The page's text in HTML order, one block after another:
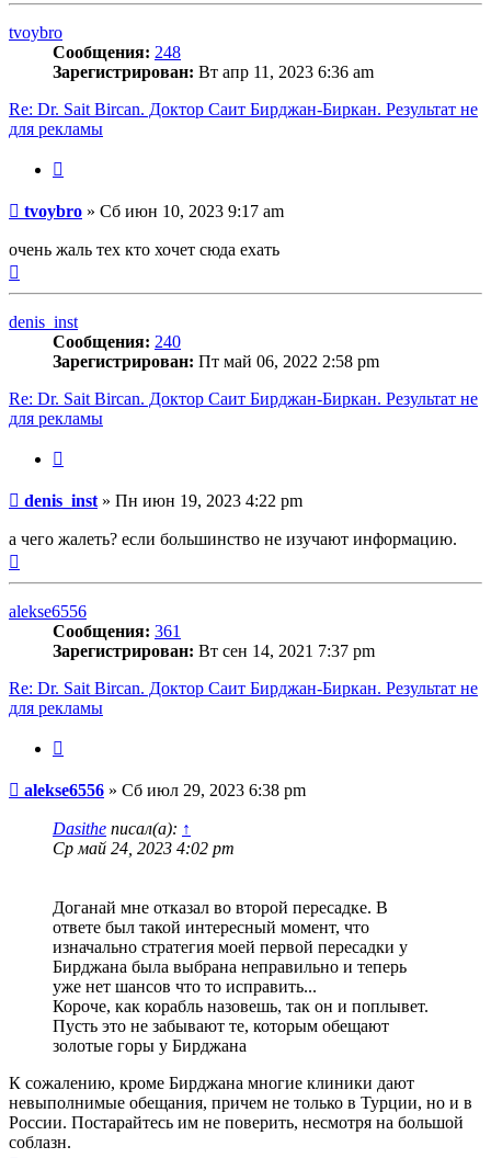
tvoybro
Сообщения: 248
Зарегистрирован: Вт апр 11, 2023 6:36 am
Re: Dr. Sait Bircan. Доктор Саит Бирджан-Биркан. Результат не
для рекламы
Сообщение
tvoybro » Сб июн 10, 2023 9:17 am
очень жаль тех кто хочет сюда ехать
denis_inst
Сообщения: 240
Зарегистрирован: Пт май 06, 2022 2:58 pm
Re: Dr. Sait Bircan. Доктор Саит Бирджан-Биркан. Результат не
для рекламы
Сообщение
denis_inst » Пн июн 19, 2023 4:22 pm
а чего жалеть? если большинство не изучают информацию.
alekse6556
Сообщения: 361
Зарегистрирован: Вт сен 14, 2021 7:37 pm
Re: Dr. Sait Bircan. Доктор Саит Бирджан-Биркан. Результат не
для рекламы
Сообщение
alekse6556 » Сб июл 29, 2023 6:38 pm
Dasithe писал(а): ↑
Ср май 24, 2023 4:02 pm
Доганай мне отказал во второй пересадке. В
ответе был такой интересный момент, что
изначально стратегия моей первой пересадки у
Бирджана была выбрана неправильно и теперь
уже нет шансов что то исправить...
Короче, как корабль назовешь, так он и поплывет.
Пусть это не забывают те, которым обещают
золотые горы у Бирджана
К сожалению, кроме Бирджана многие клиники дают
невыполнимые обещания, причем не только в Турции, но и в
России. Постарайтесь им не поверить, несмотря на большой
соблазн.